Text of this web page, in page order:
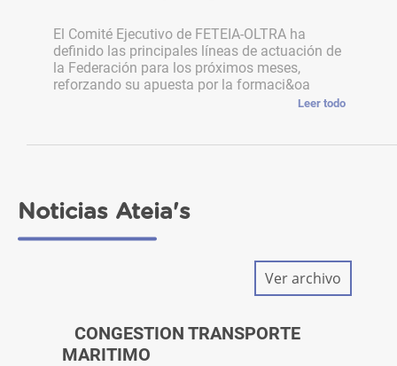
El Comité Ejecutivo de FETEIA-OLTRA ha
definido las principales líneas de actuación de
la Federación para los próximos meses,
reforzando su apuesta por la formaci&oa
Leer todo
Noticias Ateia's
Ver archivo
CONGESTION TRANSPORTE
MARITIMO